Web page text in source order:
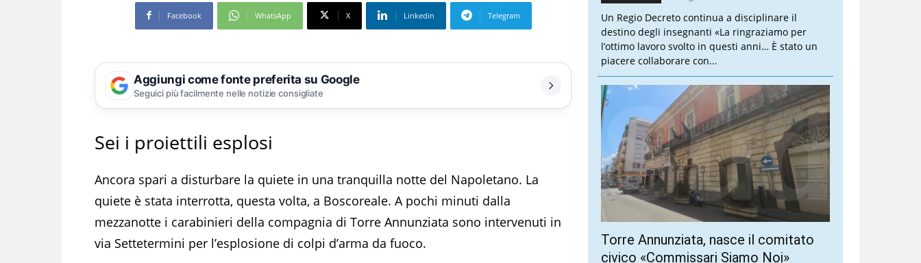
Facebook WhatsApp X Linkedin Telegram
Aggiungi come fonte preferita su Google
Seguici più facilmente nelle notizie consigliate
Sei i proiettili esplosi
Ancora spari a disturbare la quiete in una tranquilla notte del Napoletano. La
quiete è stata interrotta, questa volta, a Boscoreale. A pochi minuti dalla
mezzanotte i carabinieri della compagnia di Torre Annunziata sono intervenuti in
via Settetermini per l’esplosione di colpi d’arma da fuoco.
Un Regio Decreto continua a disciplinare il
destino degli insegnanti «La ringraziamo per
l’ottimo lavoro svolto in questi anni… È stato un
piacere collaborare con...
Torre Annunziata, nasce il comitato
civico «Commissari Siamo Noi»